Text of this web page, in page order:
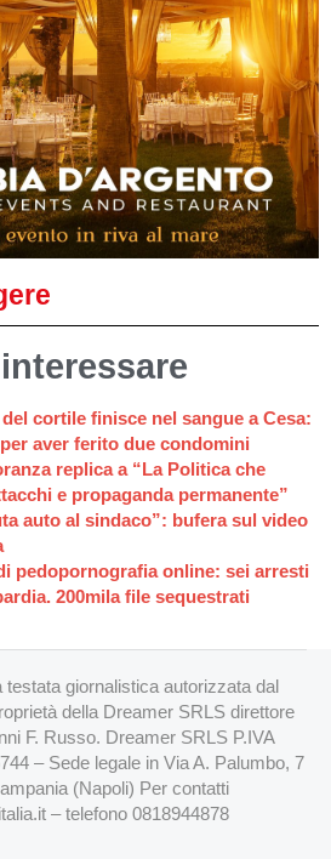
cortile finisce nel sangue a Cesa:
aver ferito due condomini
replica a “La Politica che
e propaganda permanente”
auto al sindaco”: bufera sul video
pedopornografia online: sei arresti
200mila file sequestrati
testata giornalistica autorizzata dal
della Dreamer SRLS direttore
F. Russo. Dreamer SRLS P.IVA
– Sede legale in Via A. Palumbo, 7
(Napoli) Per contatti
– telefono 0818944878